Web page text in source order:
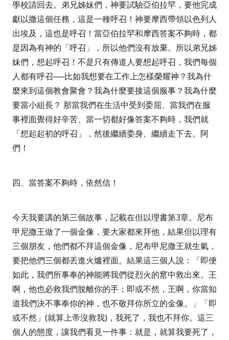
學校請回去。 弟兄姊妹們，神要試驗亞伯拉罕，要他完成
獻以撒這個任務，這是一種呼召！神要摩西帶領以色列人
出埃及，這也是呼召！當亞伯拉罕和摩西答案不夠時，都
是因為有神的「呼召」，所以他們沒有放棄。所以弟兄姊
妹們，想起呼召！不是只有傳道人要想起呼召，我們每個
人都有呼召──比如我想要在工作上怎樣榮耀神？我為什
麼來到這個教會聚會？我為什麼要接這個服事？我為什麼
要當小組長？ 那當我們在生活中受到委屈、當我們在服
事裡面覺得好辛苦、當一切都好像答案不夠時，我們就
「想起起初的呼召」，然後繼續委身、繼續走下去。阿
們！
四、 當答案不夠時，依然信！
今天我要講的第三個故事，記載在但以理書第3章。尼布
甲尼撒王做了一個金像，要大家都來拜他，結果但以理有
三個朋友，他們都不拜這個金像，尼布甲尼撒王就生氣，
要把他們三個都丟進火爐裡面。結果這三個人說：「即便
如此，我們所事奉的神能將我們從烈火的窰中救出來。王
啊，他也必救我們脫離你的手；即或不然，王啊，你當知
道我們決不事奉你的神，也不敬拜你所立的金像。
」 「即
或不然」 (就算上帝沒救我) ，我死了，我也不拜你。這三
個人的態度，讓我們看見一件事：就是，就算我要死了，